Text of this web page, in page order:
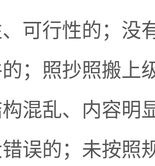
可行性的；没
；照抄照搬上
混乱、内容明
误的；未按照